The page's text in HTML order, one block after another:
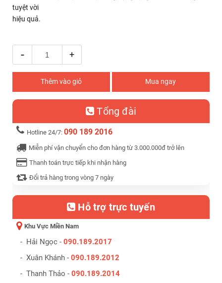
tuyệt vời
hiệu quả.
- +
Thêm vào giỏ Mua ngay
Tổng đài
Hotline 24/7: 090 189 2016
Miễn phí vận chuyển cho đơn hàng từ 3.000.000đ trở lên
Thanh toán trực tiếp khi nhận hàng
Đổi trả hàng trong vòng 7 ngày
Hỗ trợ trực tuyến
Khu Vực Miền Nam
- Hải Ngọc - 090.189.2017
- Xuân Khánh - 090.189.2012
- Thanh Thảo - 090.189.2014